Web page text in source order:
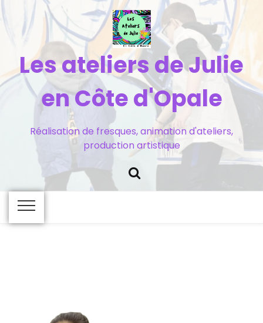
Les ateliers de Julie
en Côte d'Opale
Réalisation de fresques, animation d'ateliers,
production artistique